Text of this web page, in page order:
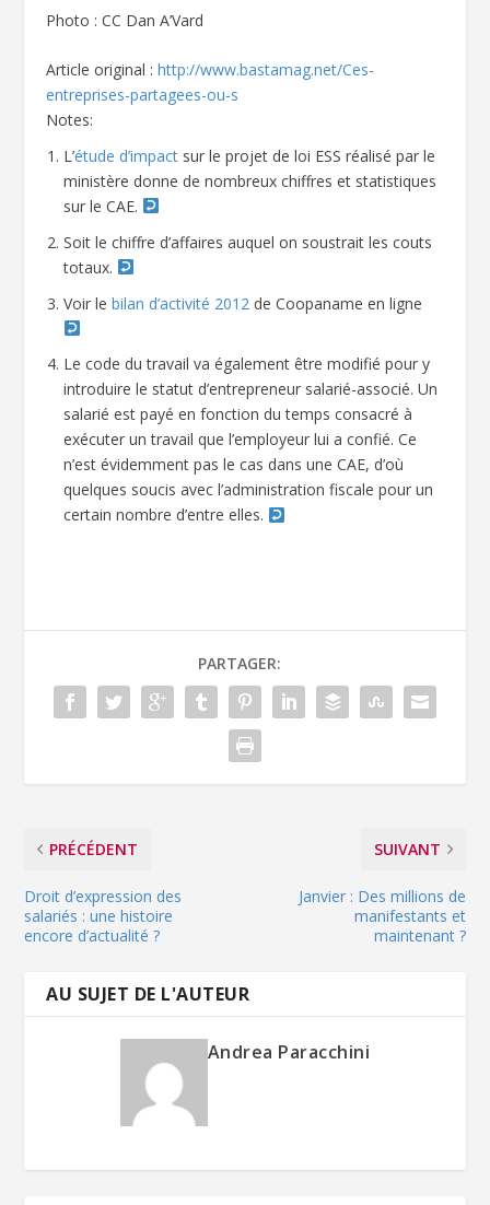
Photo : CC Dan A’Vard
Article original :http://www.bastamag.net/Ces-
entreprises-partagees-ou-s
Notes:
L’étude d’impact sur le projet de loi ESS réalisé par le
ministère donne de nombreux chiffres et statistiques
sur le CAE.
Soit le chiffre d’affaires auquel on soustrait les couts
totaux.
Voir lebilan d’activité 2012 de Coopaname en ligne
Le code du travail va également être modifié pour y
introduire le statut d’entrepreneur salarié-associé. Un
salarié est payé en fonction du temps consacré à
exécuter un travail que l’employeur lui a confié. Ce
n’est évidemment pas le cas dans une CAE, d’où
quelques soucis avec l’administration fiscale pour un
certain nombre d’entre elles.
PARTAGER:
PRÉCÉDENT
Droit d’expression des
salariés : une histoire
encore d’actualité ?
SUIVANT
Janvier : Des millions de
manifestants et
maintenant ?
AU SUJET DE L'AUTEUR
Andrea Paracchini